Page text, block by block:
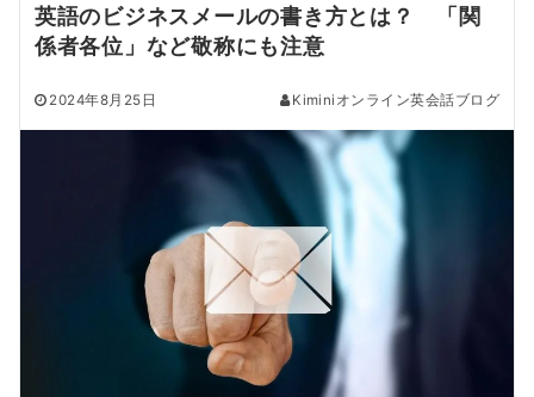
英語のビジネスメールの書き方とは？ 「関
係者各位」など敬称にも注意
2024年8月25日 Kiminiオンライン英会話ブログ